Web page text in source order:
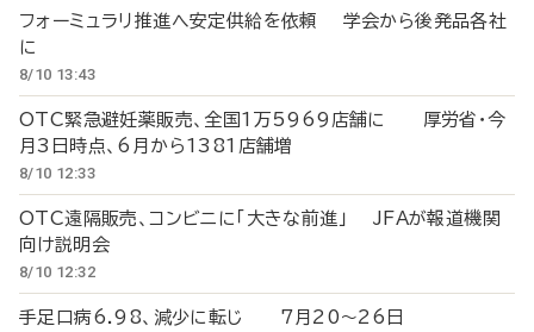
フォーミュラリ推進へ安定供給を依頼 学会から後発品各社
に
8/10 13:43
OTC緊急避妊薬販売、全国1万5969店舗に 厚労省・今
月3日時点、6月から1381店舗増
8/10 12:33
OTC遠隔販売、コンビニに「大きな前進」 JFAが報道機関
向け説明会
8/10 12:32
手足口病6.98、減少に転じ 7月20～26日